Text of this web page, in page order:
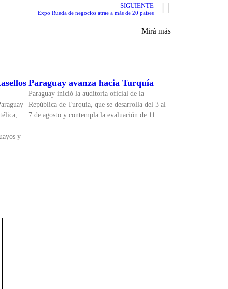
SIGUIENTE
Expo Rueda de negocios atrae a más de 20 países
Mirá más
y
Paraguay avanza hacia Turquía
Paraguay inició la auditoría oficial de la
República de Turquía, que se desarrolla del 3 al
7 de agosto y contempla la evaluación de 11